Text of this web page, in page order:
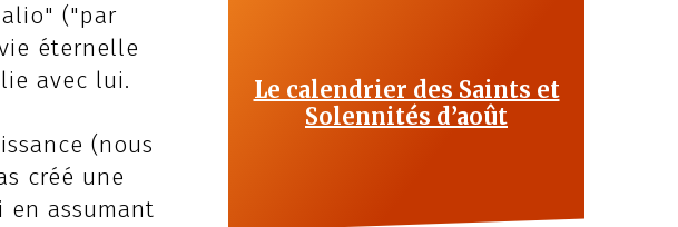
("par
éternelle
avec lui.
(nous
créé une
assumant
Le calendrier des Saints et
Solennités d’août